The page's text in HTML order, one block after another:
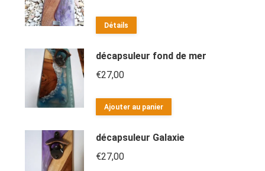
Détails
décapsuleur fond de mer
€27,00
Ajouter au panier
décapsuleur Galaxie
€27,00